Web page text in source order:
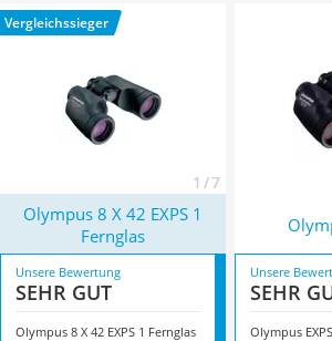
Wanderschuhe Herren
Sicherheitsweste Reiten
wasserdicht ist. Überzeugt hat uns hier im
besonders das Modell
Vergleichssieger
1 / 7
Olympus 8 X 42 EXPS 1
Fernglas
Unsere Bewertung
SEHR GUT
Olympus 8 X 42 EXPS 1 Fernglas
Unsere
SEHR
Olympus